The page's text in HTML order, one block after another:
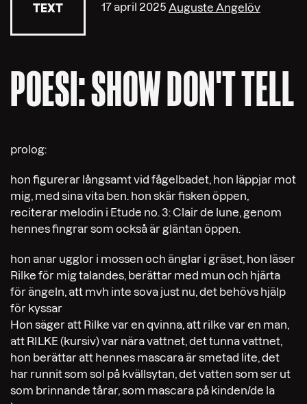
TEXT 17 april 2025 Auguste Angelöv
POESI: SHOW DON'T TELL
prolog:
hon figurerar långsamt vid fågelbadet, hon läppjar mot
mig, med sina vita ben. hon skär fisken öppen,
reciterar melodin i Etude no. 3: Clair de lune, genom
hennes fingrar som också är gläntan öppen.
hon anar ugglor i mossen och änglar i gräset, hon läser
Rilke för mig talandes, berättar med mun och hjärta
för ängeln, att mvh inte sova just nu, det behövs hjälp
för kyssar
Hon säger att Rilke var en qvinna, att rilke var en man,
att RILKE (kursiv) var nära vattnet, det tunna vattnet,
hon berättar att hennes mascara är smetad lite, det
har runnit som sol på kvällsytan, det vatten som ser ut
som brinnande tårar, som mascara på kinden/de la